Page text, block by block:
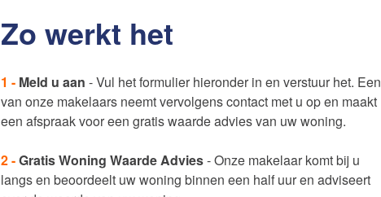
Zo werkt het
1 - Meld u aan - Vul het formulier hieronder in en verstuur het. Een
van onze makelaars neemt vervolgens contact met u op en maakt
een afspraak voor een gratis waarde advies van uw woning.
2 -Gratis Woning Waarde Advies- Onze makelaar komt bij u
langs en beoordeelt uw woning binnen een half uur en adviseert